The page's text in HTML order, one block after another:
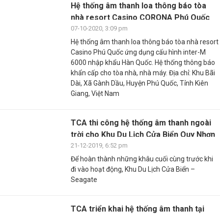
Hệ thống âm thanh loa thông báo tòa
nhà resort Casino CORONA Phú Quốc
07-10-2020, 3:09 pm
Hệ thống âm thanh loa thông báo tòa nhà resort
Casino Phú Quốc ứng dụng cấu hình inter-M
6000 nhập khẩu Hàn Quốc. Hệ thống thông báo
khẩn cấp cho tòa nhà, nhà máy. Địa chỉ: Khu Bãi
Dài, Xã Gành Dầu, Huyện Phú Quốc, Tỉnh Kiên
Giang, Việt Nam
TCA thi công hệ thống âm thanh ngoài
trời cho Khu Du Lịch Cửa Biển Quy Nhơn
21-12-2019, 6:52 pm
Để hoàn thành những khâu cuối cùng trước khi
đi vào hoạt động, Khu Du Lịch Cửa Biển –
Seagate
TCA triển khai hệ thống âm thanh tại